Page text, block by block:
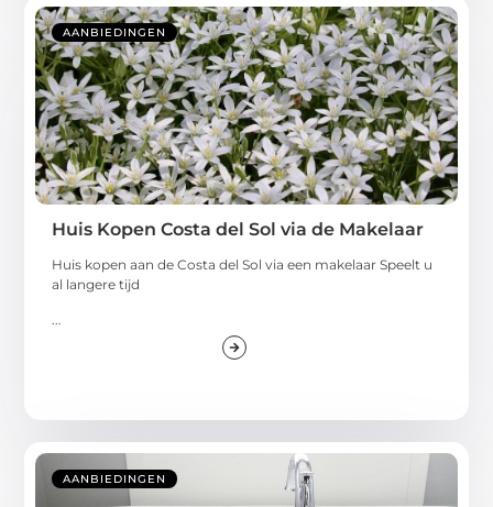
AANBIEDINGEN
Huis Kopen Costa del Sol via de Makelaar
Huis kopen aan de Costa del Sol via een makelaar Speelt u
al langere tijd
AANBIEDINGEN